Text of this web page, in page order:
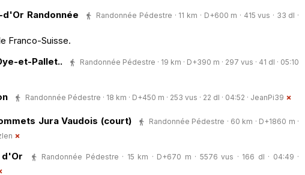
Randonnée
Randonnée Pédestre · 11 km · D+600 m · 415 vus · 33 dl ·
Franco-Suisse.
et-Pallet..
Randonnée Pédestre · 19 km · D+390 m · 297 vus · 41 dl · 05:10
Randonnée Pédestre · 18 km · D+450 m · 253 vus · 22 dl · 04:52 · JeanPi39
Jura Vaudois (court)
Randonnée Pédestre · 60 km · D+1860 m ·
Randonnée Pédestre · 15 km · D+670 m · 5576 vus · 166 dl · 04:49 ·